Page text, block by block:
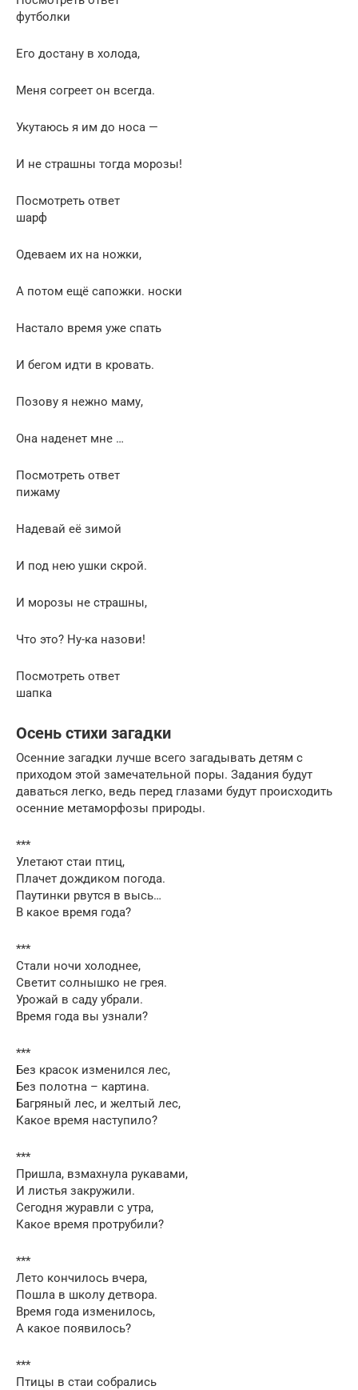
футболки
Его достану в холода,
Меня согреет он всегда.
Укутаюсь я им до носа —
И не страшны тогда морозы!
Посмотреть ответ
шарф
Одеваем их на ножки,
А потом ещё сапожки. носки
Настало время уже спать
И бегом идти в кровать.
Позову я нежно маму,
Она наденет мне …
Посмотреть ответ
пижаму
Надевай её зимой
И под нею ушки скрой.
И морозы не страшны,
Что это? Ну-ка назови!
Посмотреть ответ
шапка
Осень стихи загадки
Осенние загадки лучше всего загадывать детям с
приходом этой замечательной поры. Задания будут
даваться легко, ведь перед глазами будут происходить
осенние метаморфозы природы.
***
Улетают стаи птиц,
Плачет дождиком погода.
Паутинки рвутся в высь…
В какое время года?
***
Стали ночи холоднее,
Светит солнышко не грея.
Урожай в саду убрали.
Время года вы узнали?
***
Без красок изменился лес,
Без полотна – картина.
Багряный лес, и желтый лес,
Какое время наступило?
***
Пришла, взмахнула рукавами,
И листья закружили.
Сегодня журавли с утра,
Какое время протрубили?
***
Лето кончилось вчера,
Пошла в школу детвора.
Время года изменилось,
А какое появилось?
***
Птицы в стаи собрались